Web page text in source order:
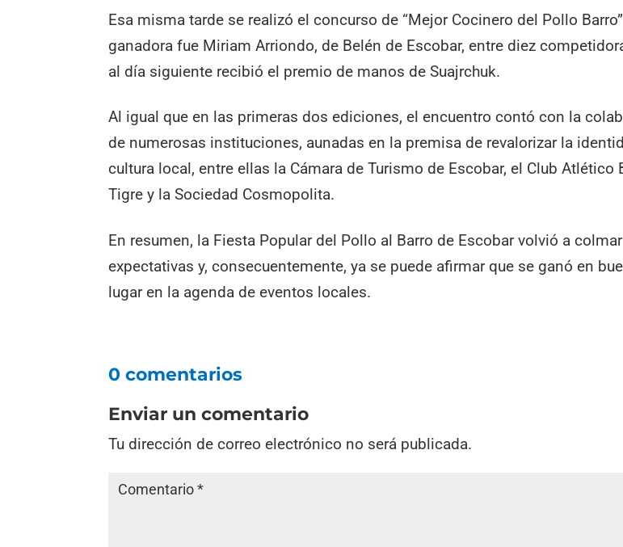
Esa misma tarde se realizó el concurso de “Mejor Cocinero del Pollo
ganadora fue Miriam Arriondo, de Belén de Escobar, entre diez
al día siguiente recibió el premio de manos de Suajrchuk.
Al igual que en las primeras dos ediciones, el encuentro contó con la
de numerosas instituciones, aunadas en la premisa de revalorizar la
cultura local, entre ellas la Cámara de Turismo de Escobar, el Club Atlético
Tigre y la Sociedad Cosmopolita.
En resumen, la Fiesta Popular del Pollo al Barro de Escobar volvió a
expectativas y, consecuentemente, ya se puede afirmar que se ganó en
lugar en la agenda de eventos locales.
0 comentarios
Enviar un comentario
Tu dirección de correo electrónico no será publicada.